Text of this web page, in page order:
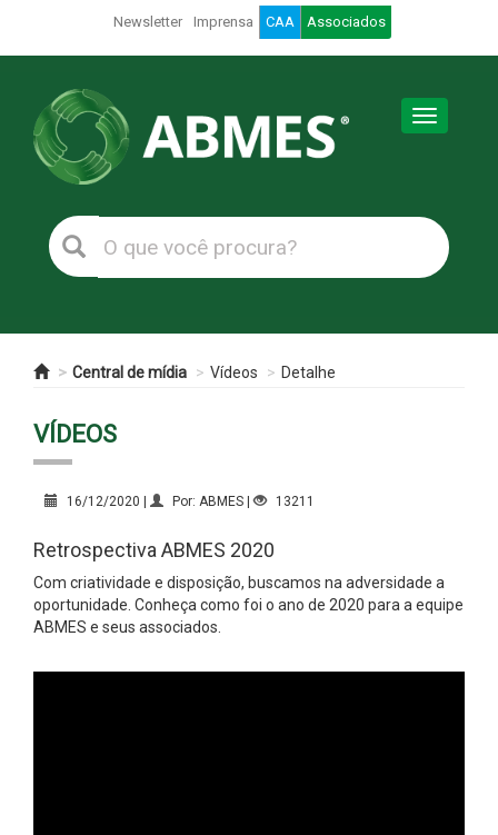
Newsletter Imprensa CAA Associados
Toggle
Central de mídia Vídeos Detalhe
VÍDEOS
16/12/2020 | Por: ABMES | 13211
Retrospectiva ABMES 2020
Com criatividade e disposição, buscamos na adversidade a
oportunidade. Conheça como foi o ano de 2020 para a equipe
ABMES e seus associados.